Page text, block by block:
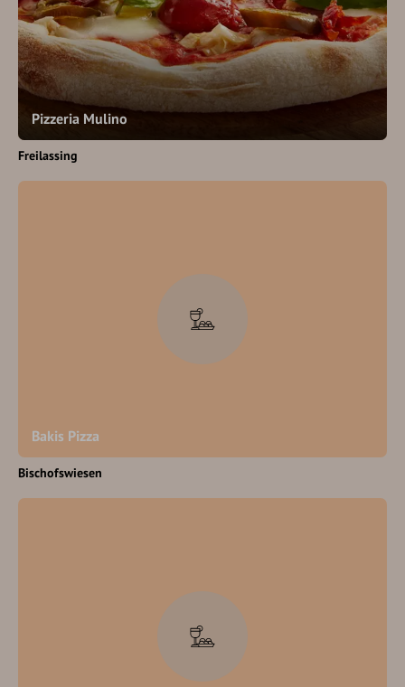
Pizzeria Mulino
Freilassing
Bakis Pizza
Bischofswiesen